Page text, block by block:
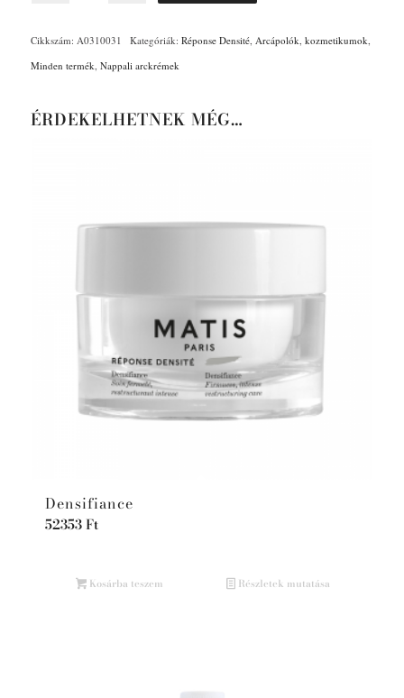
Cikkszám: A0310031 Kategóriák: Réponse Densité, Arcápolók, kozmetikumok,
Minden termék, Nappali arckrémek
ÉRDEKELHETNEK MÉG…
Densifiance
52353Ft
Kosárba teszem Részletek mutatása